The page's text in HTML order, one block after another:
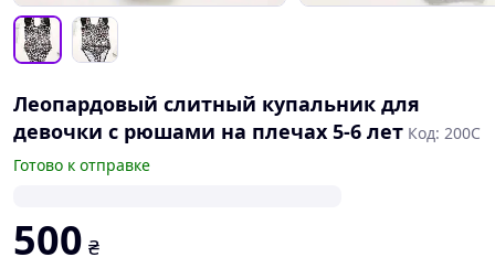
Леопардовый слитный купальник для
девочки с рюшами на плечах 5-6 лет Код: 200С
Готово к отправке
500 ₴